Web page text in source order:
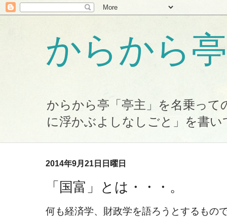
からから
からから亭「亭主」を名乗っ
に浮かぶよしなしごと」を書い
2014年9月21日日曜日
「国富」とは・・・。
何も経済学、財政学を語ろうとするもの